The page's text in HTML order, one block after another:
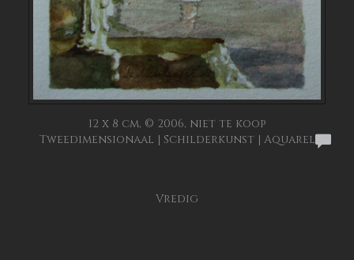
12 x 8 cm, © 2006, niet te koop
Tweedimensionaal | Schilderkunst | Aquarel
Vredig